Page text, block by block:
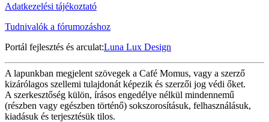
Adatkezelési tájékoztató
Tudnivalók a fórumozáshoz
Portál fejlesztés és arculat:Luna Lux Design
A lapunkban megjelent szövegek a Café Momus, vagy a szerző
kizárólagos szellemi tulajdonát képezik és szerzői jog védi őket.
A szerkesztőség külön, írásos engedélye nélkül mindennemű
(részben vagy egészben történő) sokszorosításuk, felhasználásuk,
kiadásuk és terjesztésük tilos.